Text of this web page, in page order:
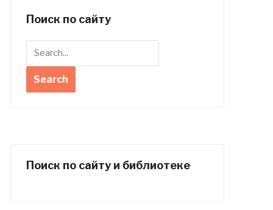
Поиск по сайту
Поиск по сайту и библиотеке